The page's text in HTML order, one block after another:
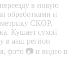
в новую
обработками и
метрику СКОР,
Кушает сухой
в ааш регион
фото 📷 и видео в